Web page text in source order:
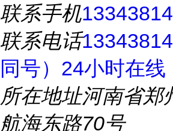
联系手机
联系电话
同号）24小时在线
所在地址河南省郑
航海东路70号